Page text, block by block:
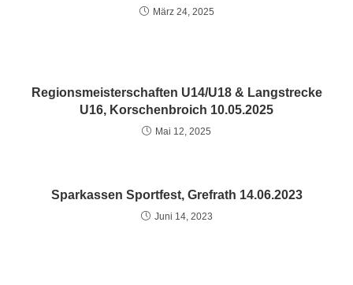
März 24, 2025
Regionsmeisterschaften U14/U18 & Langstrecke
U16, Korschenbroich 10.05.2025
Mai 12, 2025
Sparkassen Sportfest, Grefrath 14.06.2023
Juni 14, 2023